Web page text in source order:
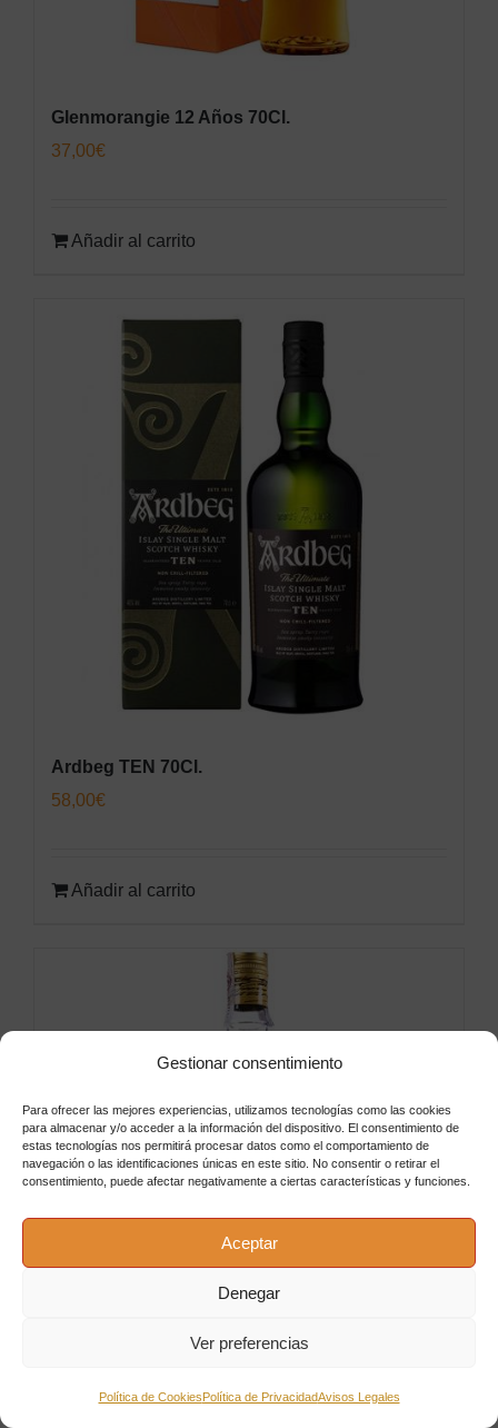
Gestionar consentimiento
Para ofrecer las mejores experiencias, utilizamos tecnologías como las cookies
para almacenar y/o acceder a la información del dispositivo. El consentimiento de
estas tecnologías nos permitirá procesar datos como el comportamiento de
navegación o las identificaciones únicas en este sitio. No consentir o retirar el
consentimiento, puede afectar negativamente a ciertas características y funciones.
Aceptar
Denegar
Ver preferencias
Política de CookiesPolítica de PrivacidadAvisos Legales
Glenmorangie 12 Años 70Cl.
37,00€
Añadir al carrito
Ardbeg TEN 70Cl.
58,00€
Añadir al carrito